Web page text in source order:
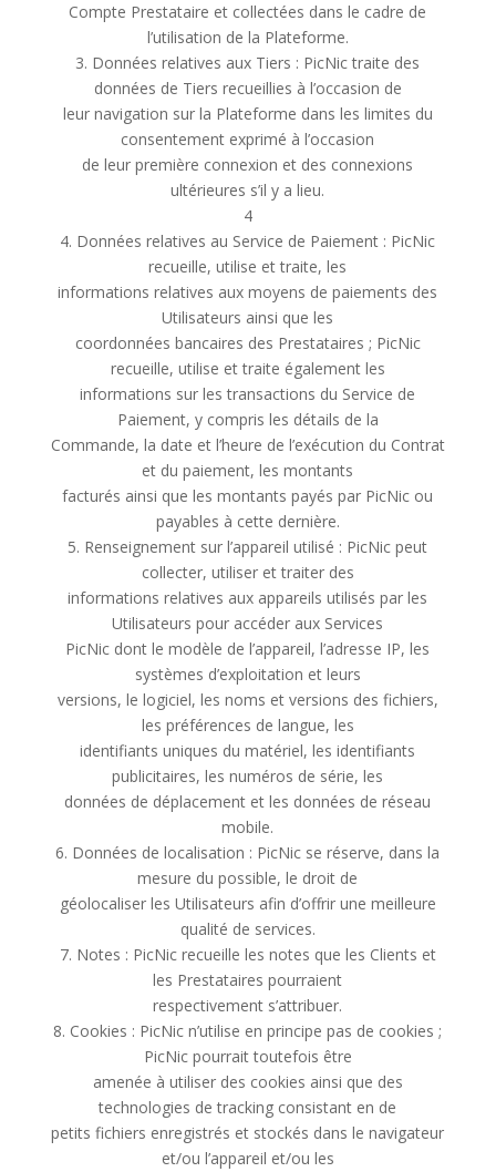
Compte Prestataire et collectées dans le cadre de
l’utilisation de la Plateforme.
3. Données relatives aux Tiers : PicNic traite des
données de Tiers recueillies à l’occasion de
leur navigation sur la Plateforme dans les limites du
consentement exprimé à l’occasion
de leur première connexion et des connexions
ultérieures s’il y a lieu.
4
4. Données relatives au Service de Paiement : PicNic
recueille, utilise et traite, les
informations relatives aux moyens de paiements des
Utilisateurs ainsi que les
coordonnées bancaires des Prestataires ; PicNic
recueille, utilise et traite également les
informations sur les transactions du Service de
Paiement, y compris les détails de la
Commande, la date et l’heure de l’exécution du Contrat
et du paiement, les montants
facturés ainsi que les montants payés par PicNic ou
payables à cette dernière.
5. Renseignement sur l’appareil utilisé : PicNic peut
collecter, utiliser et traiter des
informations relatives aux appareils utilisés par les
Utilisateurs pour accéder aux Services
PicNic dont le modèle de l’appareil, l’adresse IP, les
systèmes d’exploitation et leurs
versions, le logiciel, les noms et versions des fichiers,
les préférences de langue, les
identifiants uniques du matériel, les identifiants
publicitaires, les numéros de série, les
données de déplacement et les données de réseau
mobile.
6. Données de localisation : PicNic se réserve, dans la
mesure du possible, le droit de
géolocaliser les Utilisateurs afin d’offrir une meilleure
qualité de services.
7. Notes : PicNic recueille les notes que les Clients et
les Prestataires pourraient
respectivement s’attribuer.
8. Cookies : PicNic n’utilise en principe pas de cookies ;
PicNic pourrait toutefois être
amenée à utiliser des cookies ainsi que des
technologies de tracking consistant en de
petits fichiers enregistrés et stockés dans le navigateur
et/ou l’appareil et/ou les